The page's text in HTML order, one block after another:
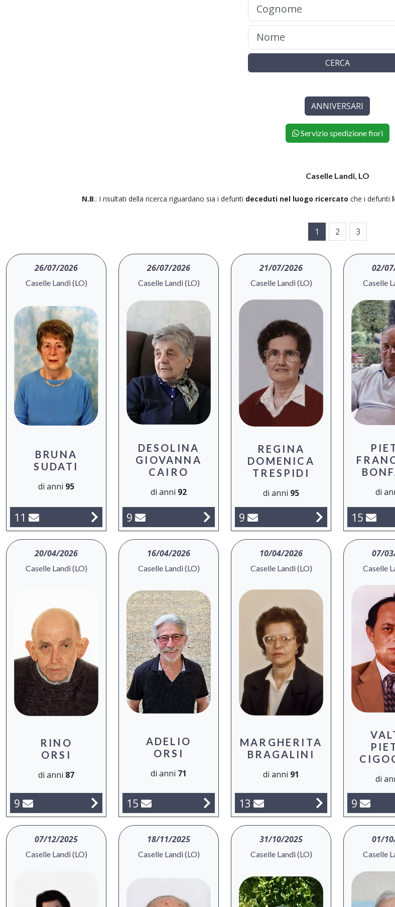
CERCA
ANNIVERSARI
Servizio spedizione fiori
Caselle Landi, LO
N.B.: I risultati della ricerca riguardano sia i defunti deceduti nel luogo ricercato che i defunti
1 2 3
26/07/2026
Caselle Landi (LO)
BRUNA
SUDATI
di anni 95
11
26/07/2026
Caselle Landi (LO)
DESOLINA
GIOVANNA
CAIRO
di anni 92
9
21/07/2026
Caselle Landi (LO)
REGINA
DOMENICA
TRESPIDI
di anni 95
9
02/
Caselle
di
15
20/04/2026
Caselle Landi (LO)
RINO
ORSI
di anni 87
9
16/04/2026
Caselle Landi (LO)
ADELIO
ORSI
di anni 71
15
10/04/2026
Caselle Landi (LO)
MARGHERITA
BRAGALINI
di anni 91
13
07/
Caselle
di
9
07/12/2025
Caselle Landi (LO)
18/11/2025
Caselle Landi (LO)
31/10/2025
Caselle Landi (LO)
01/
Caselle